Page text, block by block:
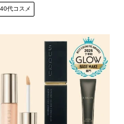
40代コスメ